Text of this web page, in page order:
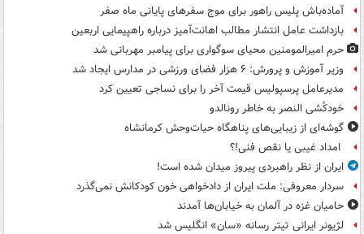
آماده‌باش پلیس راهور برای موج سفرهای پایانی ماه صفر
بازداشت عامل انتشار مطالب اهانت‌آمیز درباره راهپیمایی اربعین
حرم امیرالمومنین محیای سوگواری برای پیامبر مهربانی شد
وزیر آموزش و پرورش: ۶ هزار فضای ورزشی در مدارس ایجاد شد
مدیرعامل پرسپولیس قیمت آخر را برای نساجی تعیین کرد
خودکُشی النصر به خاطر رونالدو
گوشه‌ای از زیبایی‌های پناهگاه‌ حیات‌وحش کرمانشاه
امداد غیبی یا نقص فنی!؟
ایران از نظر راهبردی پیروز میدان شده است!
سردار معروفی: ملت ایران از دادخواهی خون کودکانش نمی‌گذرد
حامیان غزه در آلمان به خیابان‌ها آمدند
لژیونر ایرانی تیتر رسانه «سان» انگلیس شد